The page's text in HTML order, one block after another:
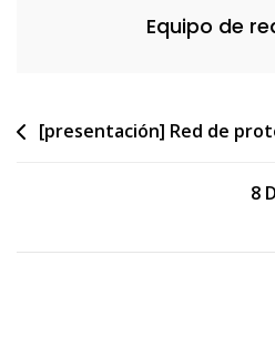
Equipo de
Navegación
[presentación] Red de
8